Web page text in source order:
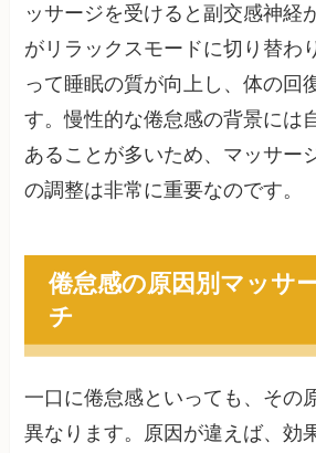
ッサージを受けると副交感神経
がリラックスモードに切り替わ
って睡眠の質が向上し、体の回
す。慢性的な倦怠感の背景には
あることが多いため、マッサー
の調整は非常に重要なのです。
倦怠感の原因別マッサ
チ
一口に倦怠感といっても、その
異なります。原因が違えば、効